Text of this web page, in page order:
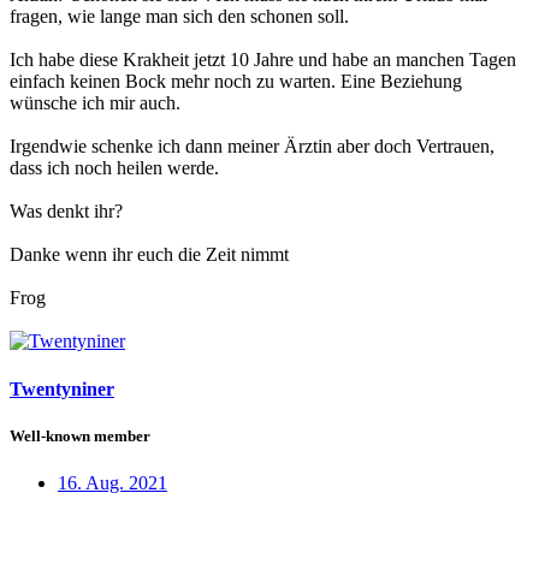
fragen, wie lange man sich den schonen soll.
Ich habe diese Krakheit jetzt 10 Jahre und habe an manchen Tagen
einfach keinen Bock mehr noch zu warten. Eine Beziehung
wünsche ich mir auch.
Irgendwie schenke ich dann meiner Ärztin aber doch Vertrauen,
dass ich noch heilen werde.
Was denkt ihr?
Danke wenn ihr euch die Zeit nimmt
Frog
Twentyniner
Well-known member
16. Aug. 2021